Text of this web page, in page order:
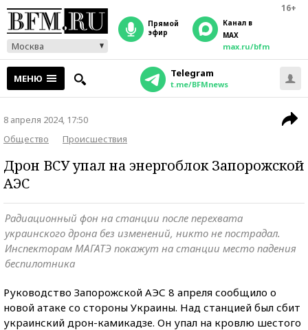
16+
Москва
прямой
эфир
Канал в
MAX
max.ru/bfm
МЕНЮ Telegram
t.me/BFMnews
8 апреля 2024, 17:50
Общество
Происшествия
Дрон ВСУ упал на энергоблок Запорожской
АЭС
Радиационный фон на станции после перехвата
украинского дрона без изменений, никто не пострадал.
Инспекторам МАГАТЭ покажут на станции место падения
беспилотника
Руководство Запорожской АЭС 8 апреля сообщило о
новой атаке со стороны Украины. Над станцией был сбит
украинский дрон-камикадзе. Он упал на кровлю шестого